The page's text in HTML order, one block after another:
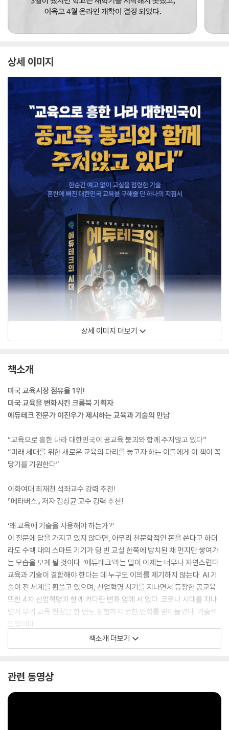
상세 이미지
상세 이미지 더보기
책소개
미국 교육시장 점유율 1위!
미국 교육을 변화시킨 크롬북 기획자
에듀테크 전문가 이진우가 제시하는 교육과 기술의 만남
“교육으로 흥한 나라 대한민국이 공교육 붕괴와 함께 주저앉고 있다”
“미래 세대를 위한 새로운 교육의 다리를 놓고자 하는 이들에게 이 책이 꼭
닿기를 기원한다”
이화여대 최재천 석좌교수 강력 추천!
『메타버스』 저자 김상균 교수 강력 추천!
‘왜 교육에 기술을 사용해야 하는가?’
이 질문에 답을 가지고 있지 않다면, 아무리 천문학적인 돈을 쓴다고 하더
라도 수백 대의 스마트 기기가 텅 빈 교실 한쪽에 방치된 채 먼지만 쌓여가
는 모습을 보게 될 것이다. ‘에듀테크’라는 말이 이제는 너무나 자연스럽다.
교육과 기술이 결합해야 한다는 데 누구도 이의를 제기하지 않는다. AI 기
술이 전 세계를 휩쓸고 있으며, 산업혁명 시기를 지나면서 등장한 공교육
또한 4차 산업혁명과 함께 커다란 변화 앞에 서 있다. 코로나 시대를 지나
면서 우리 교육 현장은 한 번도 경험하지 못한 변화를 받아들였다. 기술의
도입이다.
저자는 10년 넘게 미국과 한국의 공교육 현장을 누비며 얻은 깨달음을 이
짚어보며 ‘왜’ 그리고 ‘어떻게’ 교육에 기술을 적용할지 설명한다. 교육에서
자료와 함께 소개하고 있다. 『에듀테크의 시대』는 아직 에듀테크를 잘 몰
책소개 더보기
관련 동영상